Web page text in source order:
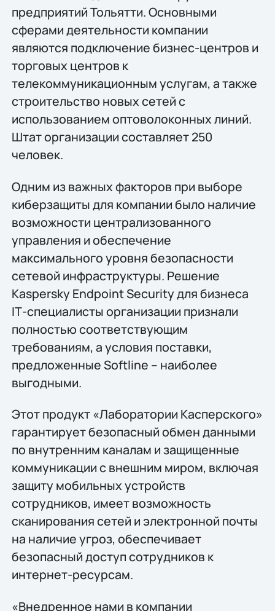
предприятий Тольятти. Основными
сферами деятельности компании
являются подключение бизнеc-центров и
торговых центров к
телекоммуникационным услугам, а также
строительство новых сетей с
использованием оптоволоконных линий.
Штат организации составляет 250
человек.
Одним из важных факторов при выборе
киберзащиты для компании было наличие
возможности централизованного
управления и обеспечение
максимального уровня безопасности
сетевой инфраструктуры. Решение
Kaspersky Endpoint Security для бизнеса
IТ-специалисты организации признали
полностью соответствующим
требованиям, а условия поставки,
предложенные Softline – наиболее
выгодными.
Этот продукт «Лаборатории Касперского»
гарантирует безопасный обмен данными
по внутренним каналам и защищенные
коммуникации с внешним миром, включая
защиту мобильных устройств
сотрудников, имеет возможность
сканирования сетей и электронной почты
на наличие угроз, обеспечивает
безопасный доступ сотрудников к
интернет-ресурсам.
«Внедренное нами в компании